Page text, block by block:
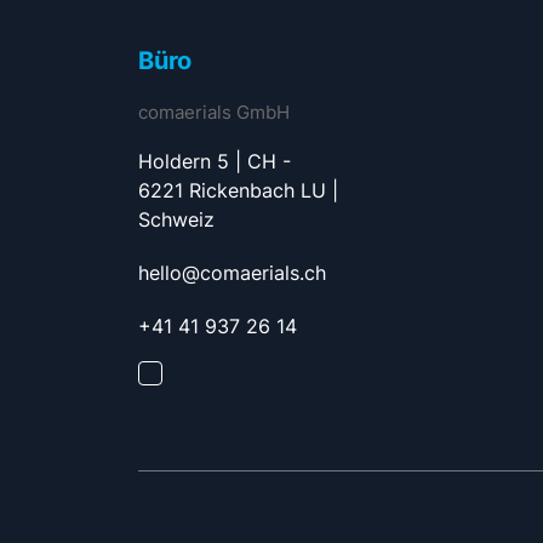
Büro
comaerials GmbH
Holdern 5 | CH -
6221 Rickenbach LU |
Schweiz
hello@comaerials.ch
+41 41 937 26 14